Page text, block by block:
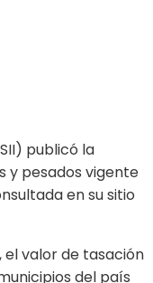
publicó la
y pesados vigente
en su sitio
el valor de tasación
del país